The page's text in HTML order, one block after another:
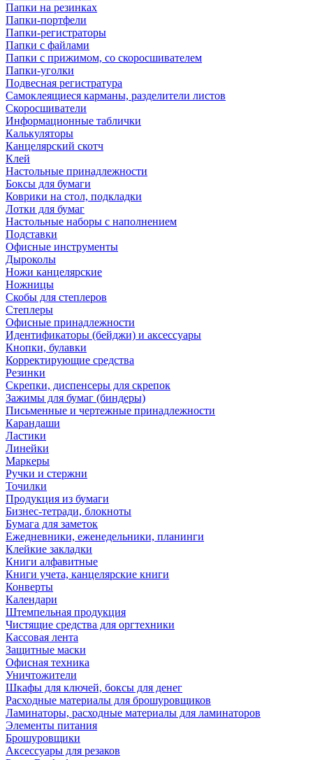
Папки на резинках
Папки-портфели
Папки-регистраторы
Папки с файлами
Папки с прижимом, со скоросшивателем
Папки-уголки
Подвесная регистратура
Самоклеящиеся карманы, разделители листов
Скоросшиватели
Информационные таблички
Калькуляторы
Канцелярский скотч
Клей
Настольные принадлежности
Боксы для бумаги
Коврики на стол, подкладки
Лотки для бумаг
Настольные наборы с наполнением
Подставки
Офисные инструменты
Дыроколы
Ножи канцелярские
Ножницы
Скобы для степлеров
Степлеры
Офисные принадлежности
Идентификаторы (бейджи) и аксессуары
Кнопки, булавки
Корректирующие средства
Резинки
Скрепки, диспенсеры для скрепок
Зажимы для бумаг (биндеры)
Письменные и чертежные принадлежности
Карандаши
Ластики
Линейки
Маркеры
Ручки и стержни
Точилки
Продукция из бумаги
Бизнес-тетради, блокноты
Бумага для заметок
Ежедневники, еженедельники, планинги
Клейкие закладки
Книги алфавитные
Книги учета, канцелярские книги
Конверты
Календари
Штемпельная продукция
Чистящие средства для оргтехники
Кассовая лента
Защитные маски
Офисная техника
Уничтожители
Шкафы для ключей, боксы для денег
Расходные материалы для брошуровщиков
Ламинаторы, расходные материалы для ламинаторов
Элементы питания
Брошуровщики
Аксессуары для резаков